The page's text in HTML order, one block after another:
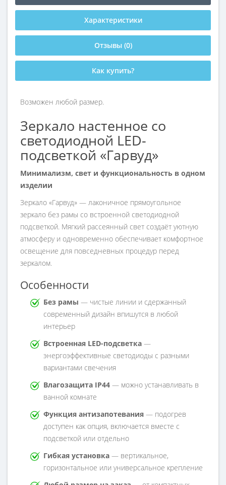
Характеристики
Отзывы (0)
Как купить?
Возможен любой размер.
Зеркало настенное со
светодиодной LED-
подсветкой «Гарвуд»
Минимализм, свет и функциональность в одном
изделии
Зеркало «Гарвуд» — лаконичное прямоугольное
зеркало без рамы со встроенной светодиодной
подсветкой. Мягкий рассеянный свет создаёт уютную
атмосферу и одновременно обеспечивает комфортное
освещение для повседневных процедур перед
зеркалом.
Особенности
Без рамы — чистые линии и сдержанный
современный дизайн впишутся в любой
интерьер
Встроенная LED-подсветка —
энергоэффективные светодиоды с разными
вариантами свечения
Влагозащита IP44 — можно устанавливать в
ванной комнате
Функция антизапотевания — подогрев
доступен как опция, включается вместе с
подсветкой или отдельно
Гибкая установка — вертикальное,
горизонтальное или универсальное крепление